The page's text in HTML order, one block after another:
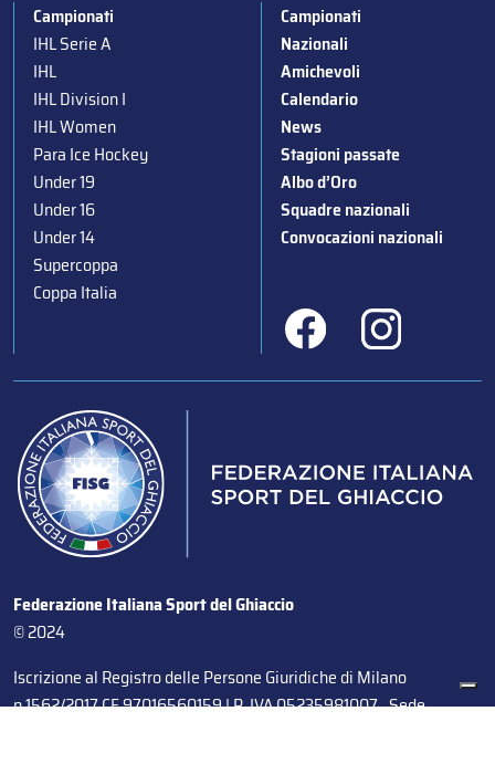
Campionati
IHL Serie A
IHL
IHL Division I
IHL Women
Para Ice Hockey
Under 19
Under 16
Under 14
Supercoppa
Coppa Italia
Campionati
Nazionali
Amichevoli
Calendario
News
Stagioni passate
Albo d’Oro
Squadre nazionali
Convocazioni nazionali
Federazione Italiana Sport del Ghiaccio
© 2024
Iscrizione al Registro delle Persone Giuridiche di Milano
n.1562/2017 CF 97016560159 | P. IVA 05235981007 Sede